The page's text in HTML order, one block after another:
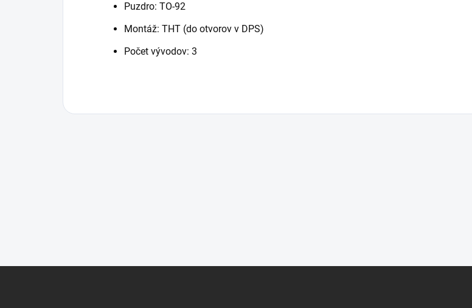
Puzdro: TO-92
Montáž: THT (do otvorov v DPS)
Počet vývodov: 3